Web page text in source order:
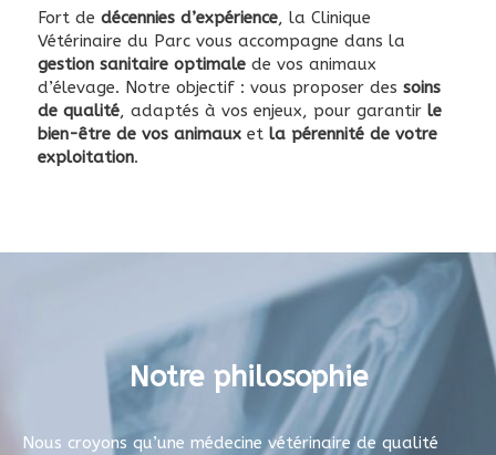
Fort de décennies d’expérience, la Clinique
Vétérinaire du Parc vous accompagne dans la
gestion sanitaire optimale de vos animaux
d’élevage. Notre objectif : vous proposer des soins
de qualité, adaptés à vos enjeux, pour garantir le
bien-être de vos animaux et la pérennité de votre
exploitation.
Notre philosophie
Nous croyons qu’une médecine vétérinaire de qualité